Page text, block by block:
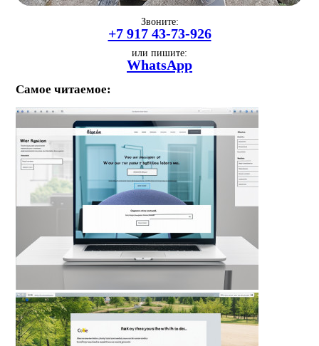
Звоните:
+7 917 43-73-926
или пишите:
WhatsApp
Самое читаемое: